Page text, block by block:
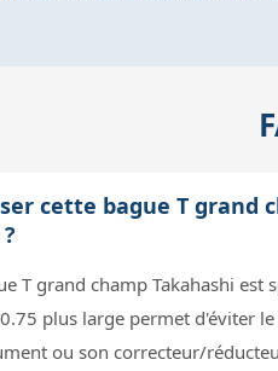
cette bague T grand
T grand champ Takahashi
plus large permet d'éviter
ou son correcteur/